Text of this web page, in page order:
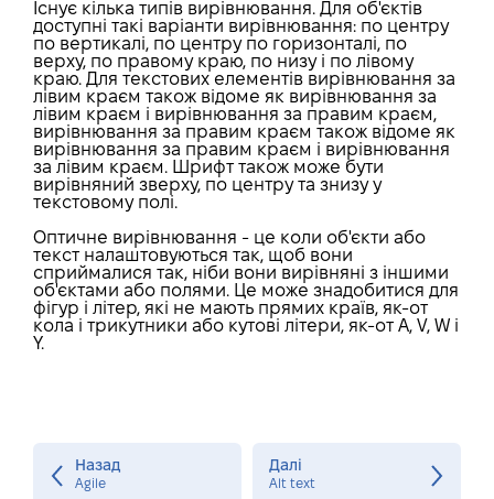
Існує кілька типів вирівнювання. Для об'єктів
доступні такі варіанти вирівнювання: по центру
по вертикалі, по центру по горизонталі, по
верху, по правому краю, по низу і по лівому
краю. Для текстових елементів вирівнювання за
лівим краєм також відоме як вирівнювання за
лівим краєм і вирівнювання за правим краєм,
вирівнювання за правим краєм також відоме як
вирівнювання за правим краєм і вирівнювання
за лівим краєм. Шрифт також може бути
вирівняний зверху, по центру та знизу у
текстовому полі.
Оптичне вирівнювання - це коли об'єкти або
текст налаштовуються так, щоб вони
сприймалися так, ніби вони вирівняні з іншими
об'єктами або полями. Це може знадобитися для
фігур і літер, які не мають прямих країв, як-от
кола і трикутники або кутові літери, як-от A, V, W і
Y.
Назад
Agile
Далі
Alt text